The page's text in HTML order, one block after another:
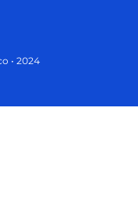
• 2024